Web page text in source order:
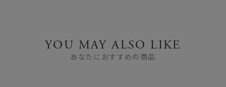
YOU MAY ALSO LIKE
あなたにおすすめの商品